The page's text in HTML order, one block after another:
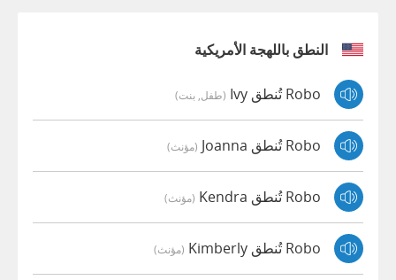
النطق باللهجة الأمريكية
Robo تُنطق Ivy (طفل, بنت)
Robo تُنطق Joanna (مؤنث)
Robo تُنطق Kendra (مؤنث)
Robo تُنطق Kimberly (مؤنث)